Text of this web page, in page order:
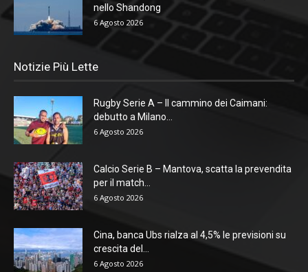
nello Shandong
6 Agosto 2026
Notizie Più Lette
Rugby Serie A – Il cammino dei Caimani:
debutto a Milano...
6 Agosto 2026
Calcio Serie B – Mantova, scatta la prevendita
per il match...
6 Agosto 2026
Cina, banca Ubs rialza al 4,5% le previsioni su
crescita del...
6 Agosto 2026